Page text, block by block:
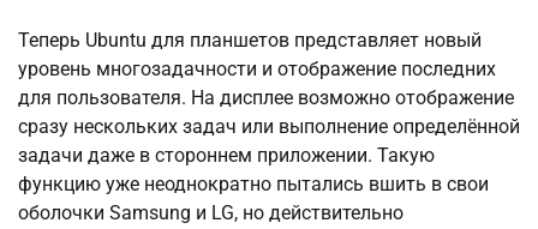
Теперь Ubuntu для планшетов представляет новый
уровень многозадачности и отображение последних
для пользователя. На дисплее возможно отображение
сразу нескольких задач или выполнение определённой
задачи даже в стороннем приложении. Такую
функцию уже неоднократно пытались вшить в свои
оболочки Samsung и LG, но действительно